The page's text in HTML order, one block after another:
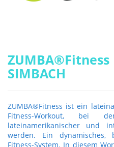
ZUMBA®Fitness
SIMBACH
ZUMBA®Fitness ist ein
Fitness-Workout, bei
lateinamerikanischer und
werden. Ein dynamisches,
Fitness-System. In diesem